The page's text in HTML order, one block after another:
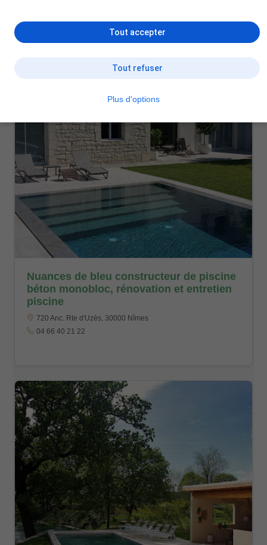
Nuances de bleu constructeur de piscine
béton monobloc, rénovation et entretien
piscine
720 Anc. Rte d'Uzès, 30000 Nîmes
04 66 40 21 22
Tout refuser
Tout accepter
Plus d'options